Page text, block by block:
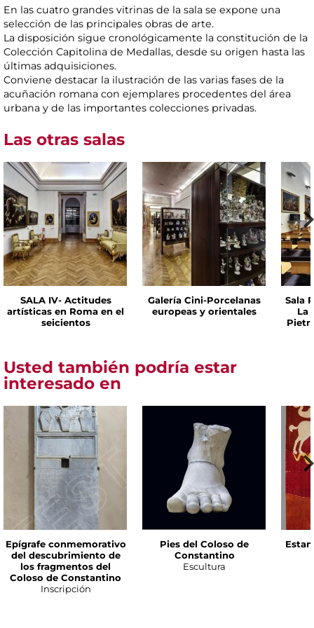
En las cuatro grandes vitrinas de la sala se expone una
selección de las principales obras de arte.
La disposición sigue cronológicamente la constitución de la
Colección Capitolina de Medallas, desde su origen hasta las
últimas adquisiciones.
Conviene destacar la ilustración de las varias fases de la
acuñación romana con ejemplares procedentes del área
urbana y de las importantes colecciones privadas.
Las otras salas
SALA IV- Actitudes
artísticas en Roma en el
seicientos
Galería Cini-Porcelanas
europeas y orientales
Sala
La
Usted también podría estar
interesado en
Epígrafe conmemorativo
del descubrimiento de
los fragmentos del
Coloso de Constantino
Inscripción
Pies del Coloso de
Constantino
Escultura